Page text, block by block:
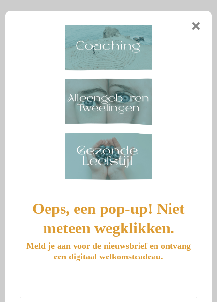
Aranka Reeuwijk
Menu
MIJN KAARS WAS
EVEN OPGEBRAND
31 augustus 2023
Aan twee kanten wel te
×
Oeps, een pop-up! Niet
meteen wegklikken.
Meld je aan voor de nieuwsbrief en ontvang
een digitaal welkomstcadeau.